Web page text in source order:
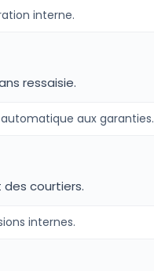
interne.
ressaisie.
aux garanties.
courtiers.
internes.